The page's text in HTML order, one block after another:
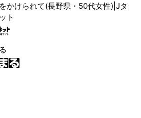
かけられて(長野県・50代女性)|Jタ
ト